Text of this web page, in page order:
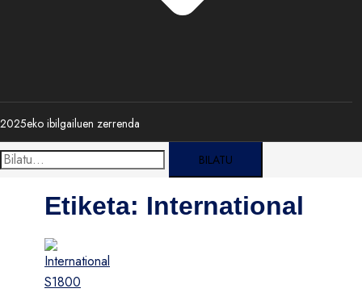
2025eko ibilgailuen zerrenda
Bilatu:
Etiketa: International